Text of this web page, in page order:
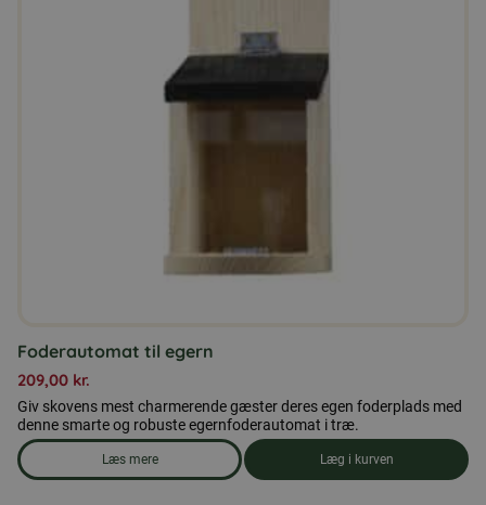
Foderautomat til egern
209,00 kr.
Giv skovens mest charmerende gæster deres egen foderplads med
denne smarte og robuste egernfoderautomat i træ.
Læs mere
om produkten Foderautomat til egern
Læg i kurven